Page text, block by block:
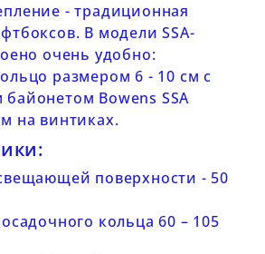
- традиционная
В моделиSSA-
очень удобно:
размером 6 - 10 см с
Bowens SSA
на винтиках.
поверхности - 50
кольца 60 – 105